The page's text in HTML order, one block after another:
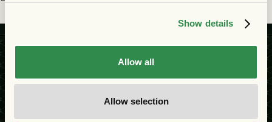
Show details
Allow all
Allow selection